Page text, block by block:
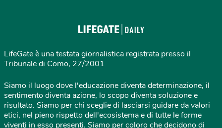
LifeGate è una testata giornalistica registrata presso il
Tribunale di Como, 27/2001
Siamo il luogo dove l'educazione diventa determinazione, il
sentimento diventa azione, lo scopo diventa soluzione e
risultato. Siamo per chi sceglie di lasciarsi guidare da valori
etici, nel pieno rispetto dell'ecosistema e di tutte le forme
viventi in esso presenti. Siamo per coloro che decidono di